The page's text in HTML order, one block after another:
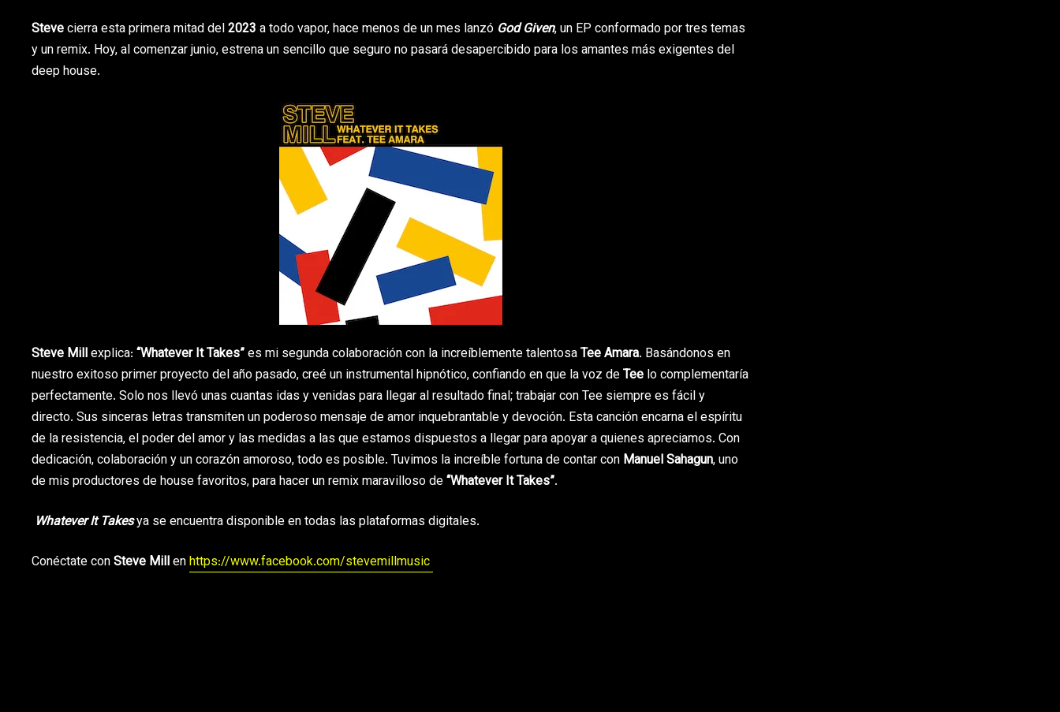
Stevecierra esta primera mitad del2023 a todo vapor, hace menos de un mes lanzó God Given, un EP conformado por tres temas
y un remix. Hoy, al comenzar junio, estrena un sencillo que seguro no pasará desapercibido para los amantes más exigentes del
deep house.
Steve Millexplica: “Whatever It Takes”es mi segunda colaboración con la increíblemente talentosaTee Amara. Basándonos en
nuestro exitoso primer proyecto del año pasado, creé un instrumental hipnótico, confiando en que la voz deTee lo complementaría
perfectamente. Solo nos llevó unas cuantas idas y venidas para llegar al resultado final; trabajar con Tee siempre es fácil y
directo. Sus sinceras letras transmiten un poderoso mensaje de amor inquebrantable y devoción. Esta canción encarna el espíritu
de la resistencia, el poder del amor y las medidas a las que estamos dispuestos a llegar para apoyar a quienes apreciamos. Con
dedicación, colaboración y un corazón amoroso, todo es posible. Tuvimos la increíble fortuna de contar con Manuel Sahagun, uno
de mis productores de house favoritos, para hacer un remix maravilloso de“Whatever It Takes”.
Whatever It Takesya se encuentra disponible en todas las plataformas digitales.
Conéctate conSteve Millenhttps://www.facebook.com/stevemillmusic